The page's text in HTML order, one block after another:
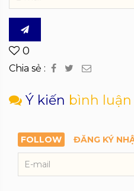
0
Chia sẻ :
Ý kiến bình luận
FOLLOW ĐĂNG KÝ